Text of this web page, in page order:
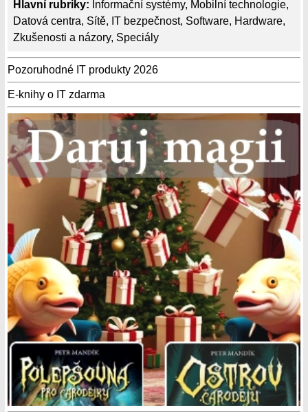
Hlavní rubriky: Informační systémy, Mobilní technologie,
Datová centra, Sítě, IT bezpečnost, Software, Hardware,
Zkušenosti a názory, Speciály
Pozoruhodné IT produkty 2026
E-knihy o IT zdarma